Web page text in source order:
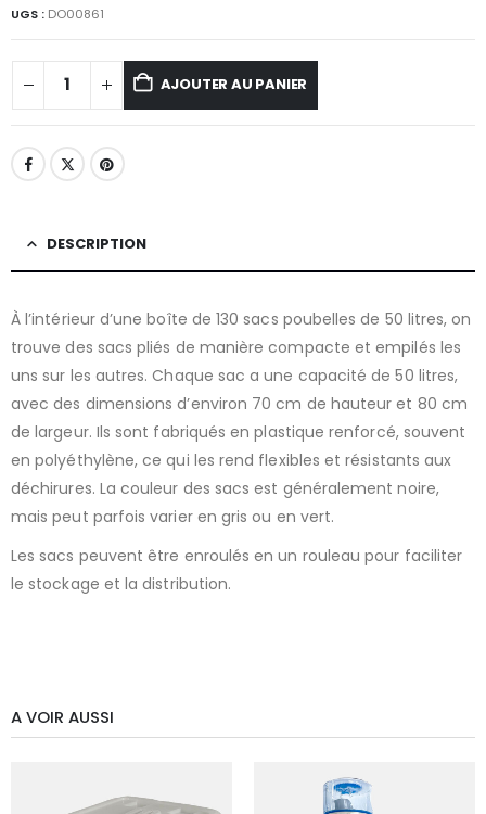
UGS : DO00861
AJOUTER AU PANIER
DESCRIPTION
À l’intérieur d’une boîte de 130 sacs poubelles de 50 litres, on
trouve des sacs pliés de manière compacte et empilés les
uns sur les autres. Chaque sac a une capacité de 50 litres,
avec des dimensions d’environ 70 cm de hauteur et 80 cm
de largeur. Ils sont fabriqués en plastique renforcé, souvent
en polyéthylène, ce qui les rend flexibles et résistants aux
déchirures. La couleur des sacs est généralement noire,
mais peut parfois varier en gris ou en vert.
Les sacs peuvent être enroulés en un rouleau pour faciliter
le stockage et la distribution.
A VOIR AUSSI